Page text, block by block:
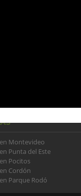
obtenido ningún
Montevideo
Punta del Este
Pocitos
Cordón
Parque Rodó